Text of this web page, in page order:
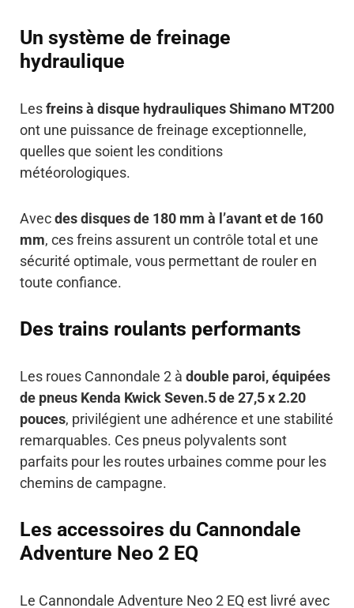
Un système de freinage
hydraulique
Lesfreins à disque hydrauliques Shimano MT200
ont une puissance de freinage exceptionnelle,
quelles que soient les conditions
météorologiques.
Avecdes disques de 180 mm à l’avant et de 160
mm, ces freins assurent un contrôle total et une
sécurité optimale, vous permettant de rouler en
toute confiance.
Des trains roulants performants
Les roues Cannondale 2 à double paroi, équipées
de pneus Kenda Kwick Seven.5 de 27,5 x 2.20
pouces, privilégient une adhérence et une stabilité
remarquables. Ces pneus polyvalents sont
parfaits pour les routes urbaines comme pour les
chemins de campagne.
Les accessoires du Cannondale
Adventure Neo 2 EQ
Le Cannondale Adventure Neo 2 EQ est livré avec